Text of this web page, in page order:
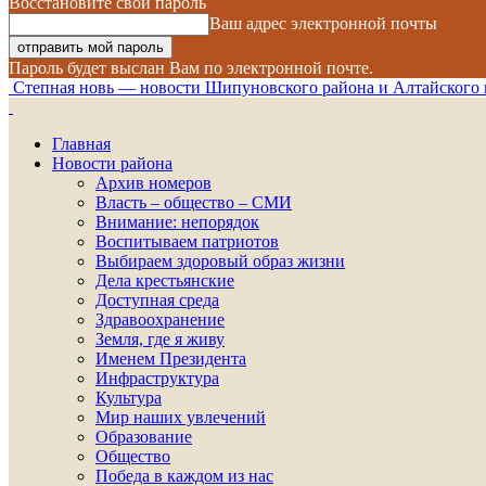
Ваш адрес электронной почты
Пароль будет выслан Вам по электронной почте.
Степная новь — новости Шипуновского района и Алтайского
Главная
Новости района
Архив номеров
Власть – общество – СМИ
Внимание: непорядок
Воспитываем патриотов
Выбираем здоровый образ жизни
Дела крестьянские
Доступная среда
Здравоохранение
Земля, где я живу
Именем Президента
Инфраструктура
Культура
Мир наших увлечений
Образование
Общество
Победа в каждом из нас